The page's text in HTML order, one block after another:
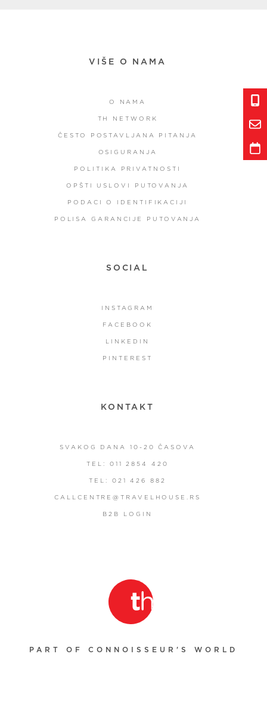
VIŠE O NAMA
O NAMA
TH NETWORK
ČESTO POSTAVLJANA PITANJA
OSIGURANJA
POLITIKA PRIVATNOSTI
OPŠTI USLOVI PUTOVANJA
PODACI O IDENTIFIKACIJI
POLISA GARANCIJE PUTOVANJA
SOCIAL
INSTAGRAM
FACEBOOK
LINKEDIN
PINTEREST
KONTAKT
SVAKOG DANA 10-20 ČASOVA
TEL: 011 2854 420
TEL: 021 426 882
CALLCENTRE@TRAVELHOUSE.RS
B2B LOGIN
PART OF CONNOISSEUR'S WORLD